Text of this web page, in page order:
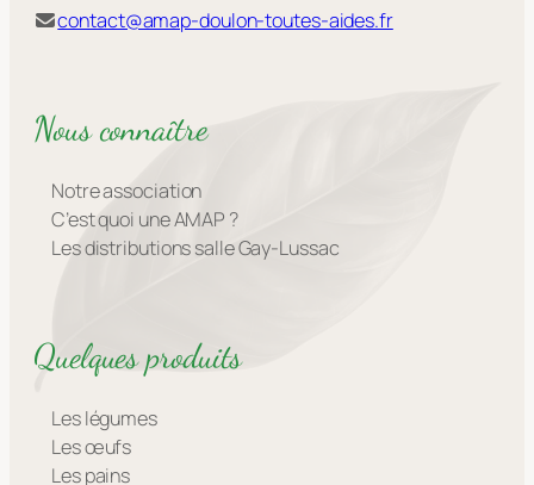
contact@amap-doulon-toutes-aides.fr
Nous connaître
Notre association
C’est quoi une AMAP ?
Les distributions salle Gay-Lussac
Quelques produits
Les légumes
Les œufs
Les pains